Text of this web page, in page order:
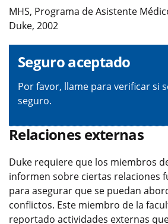
MHS, Programa de Asistente
Duke, 2002
Seguro aceptado
Por favor, llame para verificar si
seguro.
Relaciones externas
Duke requiere que los miembros
informen sobre ciertas relaciones
para asegurar que se puedan
conflictos. Este miembro de la
reportado actividades externas